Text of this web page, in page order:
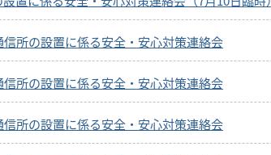
所の設置に係る安全・安心対策連絡会
所の設置に係る安全・安心対策連絡会
所の設置に係る安全・安心対策連絡会